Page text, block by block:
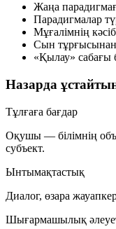
Жаңа
Парадигмалар
Мұғалімнің
Сын тұрғысынан
«Қылау» сабағы
Назарда
Тұлғаға бағдар
Оқушы — білімнің
субъект.
Ынтымақтастық
Диалог, өзара
Шығармашылық